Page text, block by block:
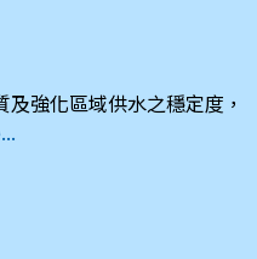
強化區域供水之穩定度，